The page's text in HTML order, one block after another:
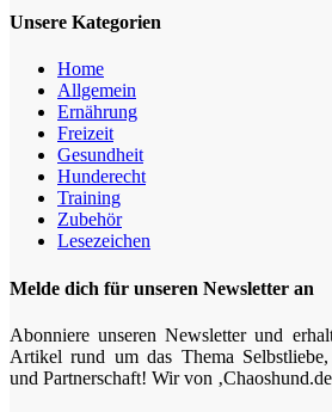
Unsere Kategorien
Home
Allgemein
Ernährung
Freizeit
Gesundheit
Hunderecht
Training
Zubehör
Lesezeichen
Melde dich für unseren Newsletter an
Abonniere unseren Newsletter und
Artikel rund um das Thema
und Partnerschaft! Wir von